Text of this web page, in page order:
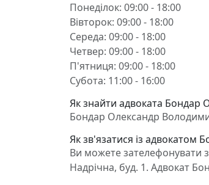
Понеділок: 09:00 - 18:00
Вівторок: 09:00 - 18:00
Середа: 09:00 - 18:00
Четвер: 09:00 - 18:00
П'ятниця: 09:00 - 18:00
Субота: 11:00 - 16:00
Як знайти адвоката Бондар
Бондар Олександр
Як зв'язатися із адвокатом
Ви можете зателефонувати
Надрічна, буд. 1. Адвокат